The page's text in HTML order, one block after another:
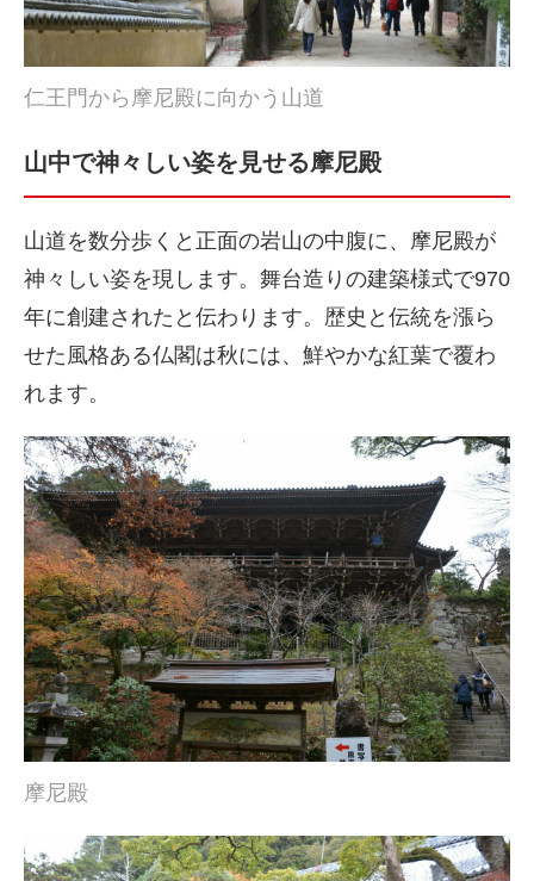
仁王門から摩尼殿に向かう山道
山中で神々しい姿を見せる摩尼殿
山道を数分歩くと正面の岩山の中腹に、摩尼殿が
神々しい姿を現します。舞台造りの建築様式で970
年に創建されたと伝わります。歴史と伝統を漲ら
せた風格ある仏閣は秋には、鮮やかな紅葉で覆わ
れます。
摩尼殿